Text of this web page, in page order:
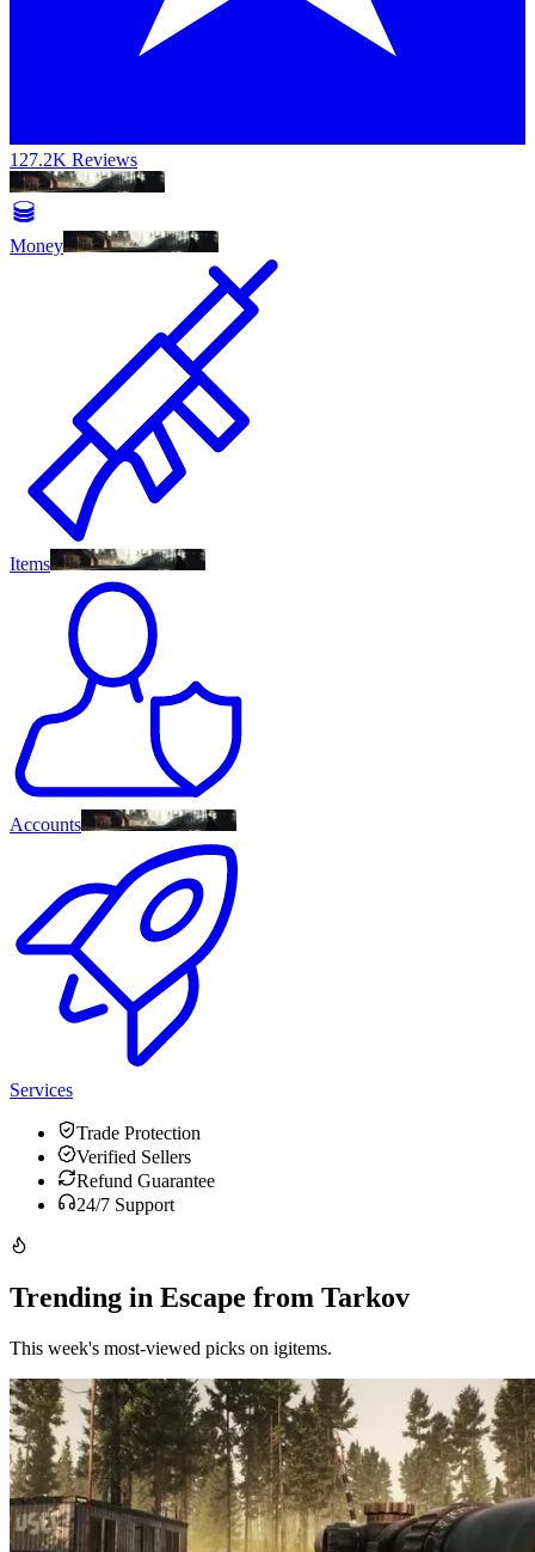
127.2K Reviews
Money
Items
Accounts
Services
Trade Protection
Verified Sellers
Refund Guarantee
24/7 Support
Trending in Escape from Tarkov
This week's most-viewed picks on igitems.